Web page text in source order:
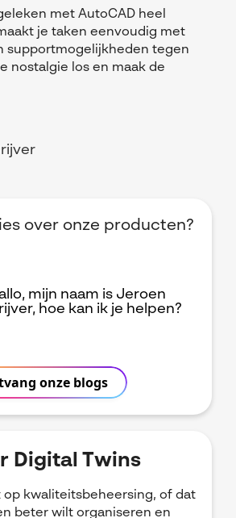
met AutoCAD heel
je taken eenvoudig met
supportmogelijkheden tegen
nostalgie los en maak de
over onze producten?
mijn naam is Jeroen
hoe kan ik je helpen?
onze blogs
Digital Twins
op kwaliteitsbeheersing, of dat
beter wilt organiseren en